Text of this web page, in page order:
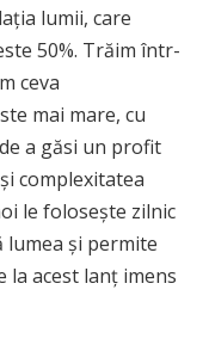
lumii, care
50%. Trăim într-
ceva
mai mare, cu
a găsi un profit
complexitatea
le folosește zilnic
și permite
la acest lanț imens